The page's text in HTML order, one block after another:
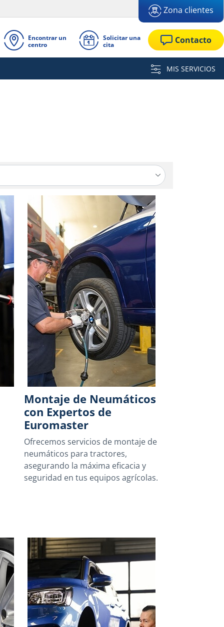
Zona clientes
Encontrar un
centro
Solicitar una
cita
Contacto
MIS SERVICIOS
Montaje de Neumáticos
con Expertos de
Euromaster
Ofrecemos servicios de montaje de
neumáticos para tractores,
asegurando la máxima eficacia y
seguridad en tus equipos agrícolas.